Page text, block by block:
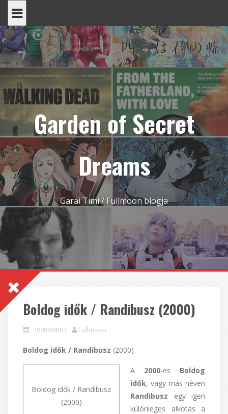
content
Garden of Secret
Dreams
Garai Timi / Fullmoon blogja
Boldog idők / Randibusz (2000)
2008/09/03 Fullmoon
Boldog idők / Randibusz (2000)
Boldog idők / Randibusz
(2000)
A 2000-es Boldog
idők, vagy más néven
Randibusz egy igen
különleges alkotás a